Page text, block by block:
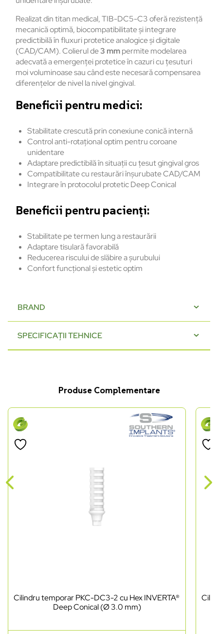
Realizat din titan medical, TIB-DC5-C3 oferă rezistență
mecanică optimă, biocompatibilitate și integrare
predictibilă în fluxuri protetice analogice și digitale
(CAD/CAM). Colierul de3 mmpermite modelarea
adecvată a emergenței protetice în cazuri cu țesuturi
moi voluminoase sau când este necesară compensarea
diferențelor de nivel la nivel gingival.
Beneficii pentru medici:
Stabilitate crescută prin conexiune conică internă
Control anti-rotațional optim pentru coroane
unidentare
Adaptare predictibilă în situații cu țesut gingival gros
Compatibilitate cu restaurări înșurubate CAD/CAM
Integrare în protocolul protetic Deep Conical
Beneficii pentru pacienți:
Stabilitate pe termen lung a restaurării
Adaptare tisulară favorabilă
Reducerea riscului de slăbire a șurubului
Confort funcțional și estetic optim
BRAND
SPECIFICAȚII TEHNICE
Produse Complementare
Cilindru temporar PKC-DC3-2 cu Hex INVERTA®
Deep Conical (Ø 3.0 mm)